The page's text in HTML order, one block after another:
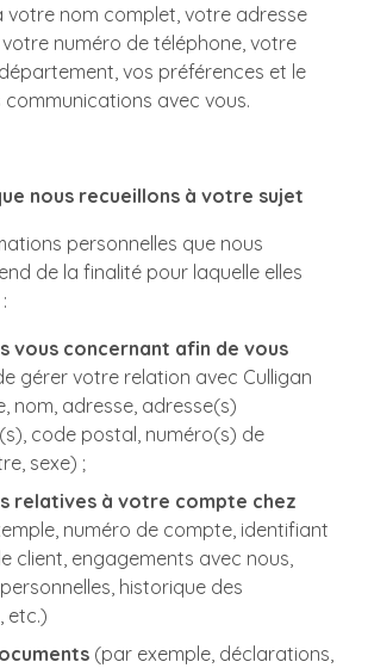
votre nom complet, votre adresse
numéro de téléphone, votre
vos préférences et le
avec vous.
nous recueillons à votre sujet
personnelles que nous
de la finalité pour laquelle elles
vous concernant afin de vous
gérer votre relation avec Culligan
nom, adresse, adresse(s)
code postal, numéro(s) de
sexe) ;
relatives à votre compte chez
numéro de compte, identifiant
client, engagements avec nous,
historique des
etc.)
(par exemple, déclarations,